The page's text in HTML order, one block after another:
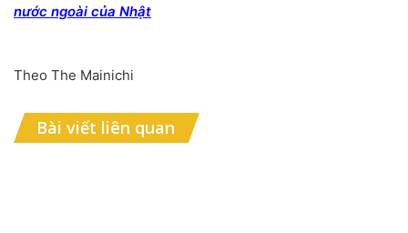
nước ngoài của Nhật
Theo The Mainichi
Bài viết liên quan